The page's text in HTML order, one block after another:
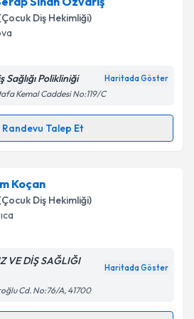
bu uzmandan randevu almanız
e-posta ile
işlenmesine ilişkinAydınlatma
kabul ediyorum.
Talebini Gönder
Diş Hekimliği)
Sağlığı Polikliniği Haritada Göster
Kemal Caddesi No:119/C
Randevu Talep Et
Talebi
Özvarış
bu uzmandan randevu almanız
e-posta ile
Koçan
Diş Hekimliği)
VE DİŞ SAĞLIĞI
Haritada Göster
Cd. No:76/A, 41700